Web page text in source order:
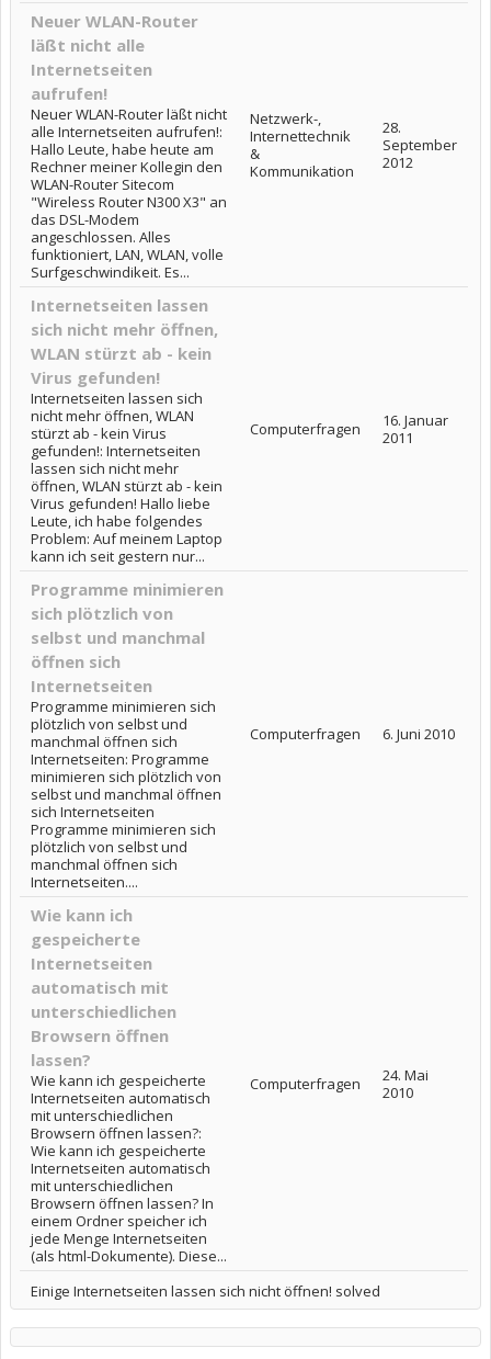
Neuer WLAN-Router
läßt nicht alle
Internetseiten
aufrufen!
Neuer WLAN-Router läßt nicht
alle Internetseiten aufrufen!:
Hallo Leute, habe heute am
Rechner meiner Kollegin den
WLAN-Router Sitecom
"Wireless Router N300 X3" an
das DSL-Modem
angeschlossen. Alles
funktioniert, LAN, WLAN, volle
Surfgeschwindikeit. Es...
Netzwerk-,
Internettechnik
&
Kommunikation
28.
September
2012
Internetseiten lassen
sich nicht mehr öffnen,
WLAN stürzt ab - kein
Virus gefunden!
Internetseiten lassen sich
nicht mehr öffnen, WLAN
stürzt ab - kein Virus
gefunden!: Internetseiten
lassen sich nicht mehr
öffnen, WLAN stürzt ab - kein
Virus gefunden! Hallo liebe
Leute, ich habe folgendes
Problem: Auf meinem Laptop
kann ich seit gestern nur...
Computerfragen
16. Januar
2011
Programme minimieren
sich plötzlich von
selbst und manchmal
öffnen sich
Internetseiten
Programme minimieren sich
plötzlich von selbst und
manchmal öffnen sich
Internetseiten: Programme
minimieren sich plötzlich von
selbst und manchmal öffnen
sich Internetseiten
Programme minimieren sich
plötzlich von selbst und
manchmal öffnen sich
Internetseiten....
Computerfragen 6. Juni 2010
Wie kann ich
gespeicherte
Internetseiten
automatisch mit
unterschiedlichen
Browsern öffnen
lassen?
Wie kann ich gespeicherte
Internetseiten automatisch
mit unterschiedlichen
Browsern öffnen lassen?:
Wie kann ich gespeicherte
Internetseiten automatisch
mit unterschiedlichen
Browsern öffnen lassen? In
einem Ordner speicher ich
jede Menge Internetseiten
(als html-Dokumente). Diese...
Computerfragen
24. Mai
2010
Einige Internetseiten lassen sich nicht öffnen! solved